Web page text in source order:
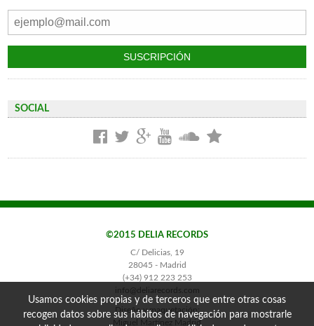
SOCIAL
©2015 DELIA RECORDS
C/ Delicias, 19
28045 - Madrid
(+34) 912 223 253
info@deliarecords.com
Diseño y maquetación:
Miguel Martínez Madrid
Usamos cookies propias y de terceros que entre otras cosas
recogen datos sobre sus hábitos de navegación para mostrarle